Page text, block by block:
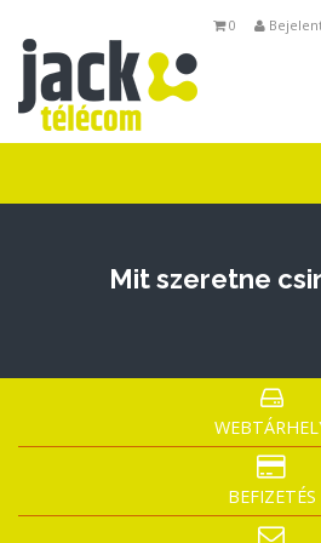
0
Mit szeretne
BEFIZETÉS